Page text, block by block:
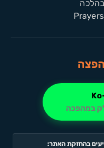
בהלכה
במהפכה
בהחזקת האתר: